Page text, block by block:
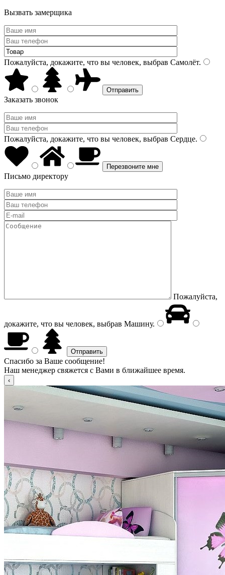
Вызвать замерщика
Пожалуйста, докажите, что вы человек, выбрав Самолёт.
Заказать звонок
Пожалуйста, докажите, что вы человек, выбрав Сердце.
Письмо директору
Пожалуйста,
докажите, что вы человек, выбрав Машину.
Спасибо за Ваше сообщение!
Наш менеджер свяжется с Вами в ближайшее время.